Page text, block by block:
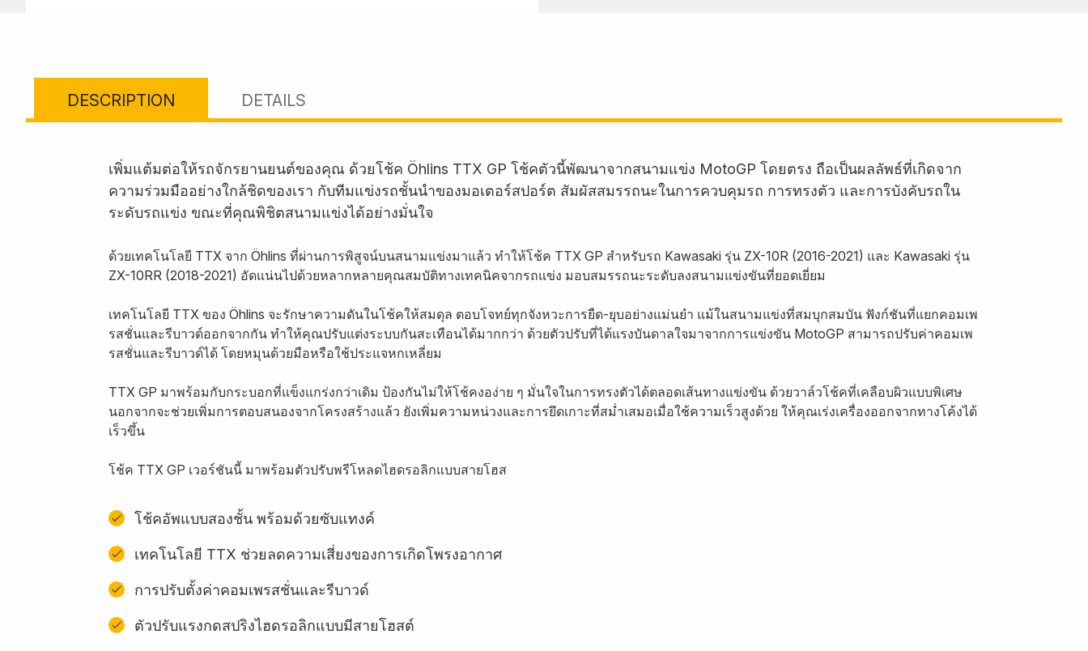
DESCRIPTION DETAILS
เพิ่มแต้มต่อให้รถจักรยานยนต์ของคุณ ด้วยโช้ค Öhlins TTX GP โช้คตัวนี้พัฒนาจากสนามแข่ง MotoGP โดยตรง ถือเป็นผลลัพธ์ที่เกิดจาก
ความร่วมมืออย่างใกล้ชิดของเรา กับทีมแข่งรถชั้นนำของมอเตอร์สปอร์ต สัมผัสสมรรถนะในการควบคุมรถ การทรงตัว และการบังคับรถใน
ระดับรถแข่ง ขณะที่คุณพิชิตสนามแข่งได้อย่างมั่นใจ
ด้วยเทคโนโลยี TTX จาก Öhlins ที่ผ่านการพิสูจน์บนสนามแข่งมาแล้ว ทำให้โช้ค TTX GP สำหรับรถ Kawasaki รุ่น ZX-10R (2016-2021) และ Kawasaki รุ่น
ZX-10RR (2018-2021) อัดแน่นไปด้วยหลากหลายคุณสมบัติทางเทคนิคจากรถแข่ง มอบสมรรถนะระดับลงสนามแข่งขันที่ยอดเยี่ยม
เทคโนโลยี TTX ของ Öhlins จะรักษาความดันในโช้คให้สมดุล ตอบโจทย์ทุกจังหวะการยืด-ยุบอย่างแม่นยำ แม้ในสนามแข่งที่สมบุกสมบัน ฟังก์ชันที่แยกคอมเพ
รสชั่นและรีบาวด์ออกจากกัน ทำให้คุณปรับแต่งระบบกันสะเทือนได้มากกว่า ด้วยตัวปรับที่ได้แรงบันดาลใจมาจากการแข่งขัน MotoGP สามารถปรับค่าคอมเพ
รสชั่นและรีบาวด์ได้ โดยหมุนด้วยมือหรือใช้ประแจหกเหลี่ยม
TTX GP มาพร้อมกับกระบอกที่แข็งแกร่งกว่าเดิม ป้องกันไม่ให้โช้คงอง่าย ๆ มั่นใจในการทรงตัวได้ตลอดเส้นทางแข่งขัน ด้วยวาล์วโช้คที่เคลือบผิวแบบพิเศษ
นอกจากจะช่วยเพิ่มการตอบสนองจากโครงสร้างแล้ว ยังเพิ่มความหน่วงและการยึดเกาะที่สม่ำเสมอเมื่อใช้ความเร็วสูงด้วย ให้คุณเร่งเครื่องออกจากทางโค้งได้
เร็วขึ้น
โช้ค TTX GP เวอร์ชันนี้ มาพร้อมตัวปรับพรีโหลดไฮดรอลิกแบบสายโฮส
โช้คอัพแบบสองชั้น พร้อมด้วยซับแทงค์
เทคโนโลยี TTX ช่วยลดความเสี่ยงของการเกิดโพรงอากาศ
การปรับตั้งค่าคอมเพรสชั่นและรีบาวด์
ตัวปรับแรงกดสปริงไฮดรอลิกแบบมีสายโฮสต์